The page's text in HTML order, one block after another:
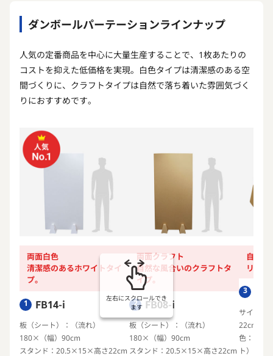
ダンボールパーテーションラインナップ
人気の定番商品を中心に大量生産することで、1枚あたりの
コストを抑えた低価格を実現。白色タイプは清潔感のある空
間づくりに、クラフトタイプは自然で落ち着いた雰囲気づく
りにおすすめです。
両面白色
清潔感のあるホワイトタイ
プ。
1 FB14-i
板（シート）：（流れ）
180×（幅）90cm
スタンド：20.5×15×高さ22cm
両面クラフト
自然な風合いのクラフトタ
イプ。
2 FB08-i
板（シート）：（流れ）
180×（幅）90cm
スタンド：20.5×15×高さ22cm
自立ス
リバ
3
サイズ：
22cm
色：表面
ト）
左右にスクロールでき
ます